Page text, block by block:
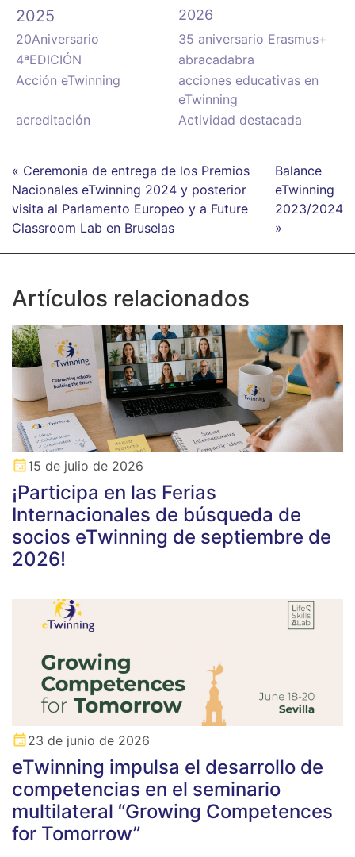
2025 2026
20Aniversario
35 aniversario Erasmus+
4ªEDICIÓN
abracadabra
Acción eTwinning
acciones educativas en
eTwinning
acreditación
Actividad destacada
« Ceremonia de entrega de los Premios
Nacionales eTwinning 2024 y posterior
visita al Parlamento Europeo y a Future
Classroom Lab en Bruselas
Balance
eTwinning
2023/2024
»
Artículos relacionados
15 de julio de 2026
¡Participa en las Ferias
Internacionales de búsqueda de
socios eTwinning de septiembre de
2026!
23 de junio de 2026
eTwinning impulsa el desarrollo de
competencias en el seminario
multilateral “Growing Competences
for Tomorrow”